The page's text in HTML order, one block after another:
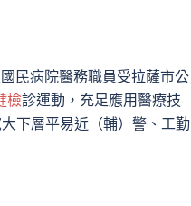
民病院醫務職員受拉薩市公
檢診運動，充足應用醫療技
下層平易近（輔）警、工勤